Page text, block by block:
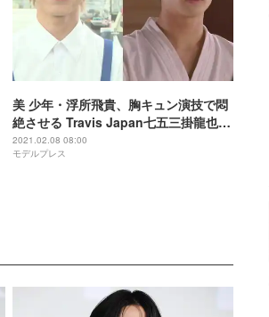
美 少年・浮所飛貴、胸キュン演技で悶
絶させる Travis Japan七五三掛龍也
は“神すぎる”店員に
2021.02.08 08:00
モデルプレス